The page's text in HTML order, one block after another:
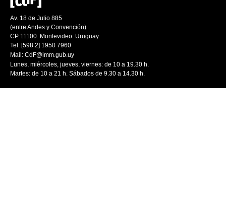
Av. 18 de Julio 885
(entre Andes y Convención)
CP 11100. Montevideo. Uruguay
Tel: [598 2] 1950 7960
Mail: CdF@imm.gub.uy
Lunes, miércoles, jueves, viernes: de 10 a 19.30 h.
Martes: de 10 a 21 h. Sábados de 9.30 a 14.30 h.